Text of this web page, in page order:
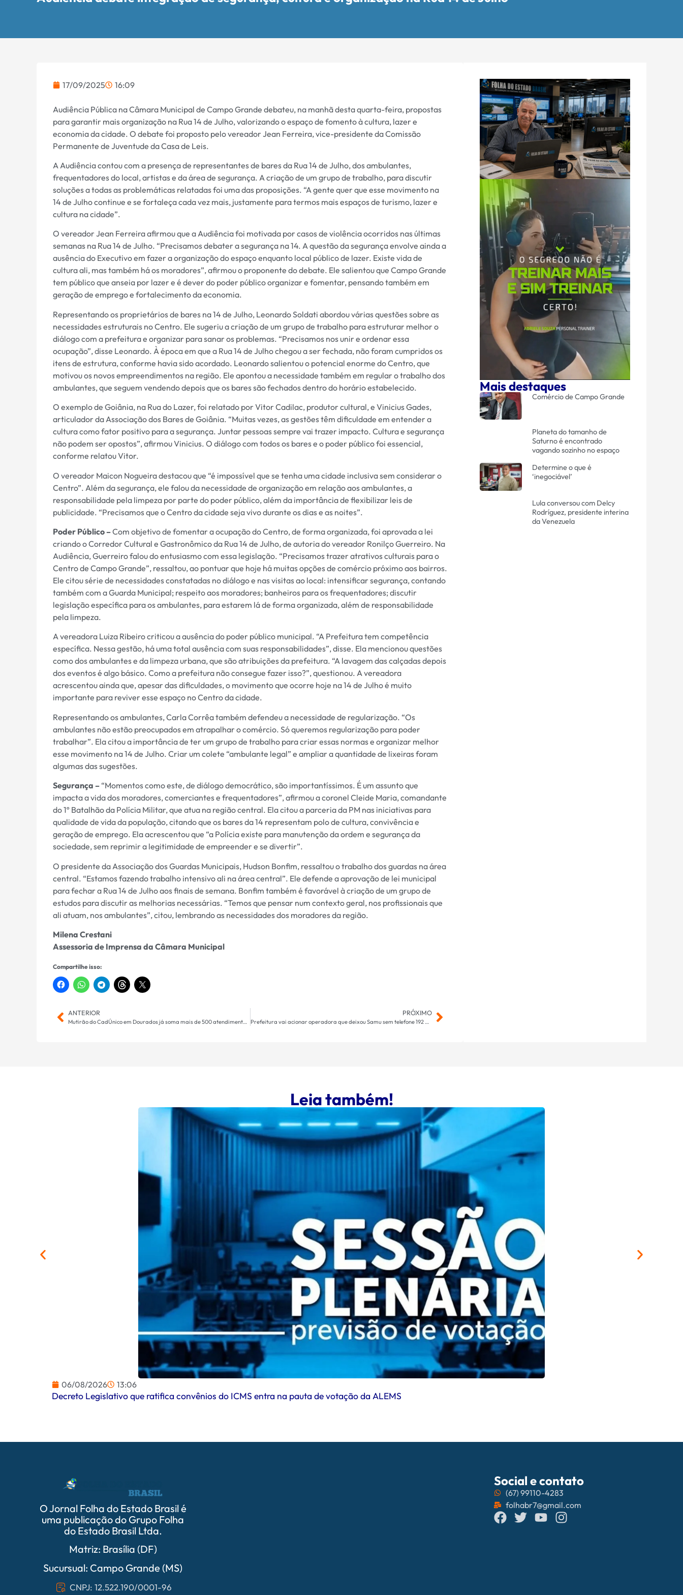
17/09/2025 16:09
Audiência Pública na Câmara Municipal de Campo Grande debateu, na manhã desta quarta-feira, propostas
para garantir mais organização na Rua 14 de Julho, valorizando o espaço de fomento à cultura, lazer e
economia da cidade. O debate foi proposto pelo vereador Jean Ferreira, vice-presidente da Comissão
Permanente de Juventude da Casa de Leis.
A Audiência contou com a presença de representantes de bares da Rua 14 de Julho, dos ambulantes,
frequentadores do local, artistas e da área de segurança. A criação de um grupo de trabalho, para discutir
soluções a todas as problemáticas relatadas foi uma das proposições. “A gente quer que esse movimento na
14 de Julho continue e se fortaleça cada vez mais, justamente para termos mais espaços de turismo, lazer e
cultura na cidade”.
O vereador Jean Ferreira afirmou que a Audiência foi motivada por casos de violência ocorridos nas últimas
semanas na Rua 14 de Julho. “Precisamos debater a segurança na 14. A questão da segurança envolve ainda a
ausência do Executivo em fazer a organização do espaço enquanto local público de lazer. Existe vida de
cultura ali, mas também há os moradores”, afirmou o proponente do debate. Ele salientou que Campo Grande
tem público que anseia por lazer e é dever do poder público organizar e fomentar, pensando também em
geração de emprego e fortalecimento da economia.
Representando os proprietários de bares na 14 de Julho, Leonardo Soldati abordou várias questões sobre as
necessidades estruturais no Centro. Ele sugeriu a criação de um grupo de trabalho para estruturar melhor o
diálogo com a prefeitura e organizar para sanar os problemas. “Precisamos nos unir e ordenar essa
ocupação”, disse Leonardo. À época em que a Rua 14 de Julho chegou a ser fechada, não foram cumpridos os
itens de estrutura, conforme havia sido acordado. Leonardo salientou o potencial enorme do Centro, que
motivou os novos empreendimentos na região. Ele apontou a necessidade também em regular o trabalho dos
ambulantes, que seguem vendendo depois que os bares são fechados dentro do horário estabelecido.
O exemplo de Goiânia, na Rua do Lazer, foi relatado por Vitor Cadilac, produtor cultural, e Vinicius Gades,
articulador da Associação dos Bares de Goiânia. “Muitas vezes, as gestões têm dificuldade em entender a
cultura como fator positivo para a segurança. Juntar pessoas sempre vai trazer impacto. Cultura e segurança
não podem ser opostos”, afirmou Vinicius. O diálogo com todos os bares e o poder público foi essencial,
conforme relatou Vitor.
O vereador Maicon Nogueira destacou que “é impossível que se tenha uma cidade inclusiva sem considerar o
Centro”. Além da segurança, ele falou da necessidade de organização em relação aos ambulantes, a
responsabilidade pela limpeza por parte do poder público, além da importância de flexibilizar leis de
publicidade. “Precisamos que o Centro da cidade seja vivo durante os dias e as noites”.
Poder Público –Com objetivo de fomentar a ocupação do Centro, de forma organizada, foi aprovada a lei
criando o Corredor Cultural e Gastronômico da Rua 14 de Julho, de autoria do vereador Ronilço Guerreiro. Na
Audiência, Guerreiro falou do entusiasmo com essa legislação. “Precisamos trazer atrativos culturais para o
Centro de Campo Grande”, ressaltou, ao pontuar que hoje há muitas opções de comércio próximo aos bairros.
Ele citou série de necessidades constatadas no diálogo e nas visitas ao local: intensificar segurança, contando
também com a Guarda Municipal; respeito aos moradores; banheiros para os frequentadores; discutir
legislação específica para os ambulantes, para estarem lá de forma organizada, além de responsabilidade
pela limpeza.
A vereadora Luiza Ribeiro criticou a ausência do poder público municipal. “A Prefeitura tem competência
específica. Nessa gestão, há uma total ausência com suas responsabilidades”, disse. Ela mencionou questões
como dos ambulantes e da limpeza urbana, que são atribuições da prefeitura. “A lavagem das calçadas depois
dos eventos é algo básico. Como a prefeitura não consegue fazer isso?”, questionou. A vereadora
acrescentou ainda que, apesar das dificuldades, o movimento que ocorre hoje na 14 de Julho é muito
importante para reviver esse espaço no Centro da cidade.
Representando os ambulantes, Carla Corrêa também defendeu a necessidade de regularização. “Os
ambulantes não estão preocupados em atrapalhar o comércio. Só queremos regularização para poder
trabalhar”. Ela citou a importância de ter um grupo de trabalho para criar essas normas e organizar melhor
esse movimento na 14 de Julho. Criar um colete “ambulante legal” e ampliar a quantidade de lixeiras foram
algumas das sugestões.
Segurança –“Momentos como este, de diálogo democrático, são importantíssimos. É um assunto que
impacta a vida dos moradores, comerciantes e frequentadores”, afirmou a coronel Cleide Maria, comandante
do 1º Batalhão da Polícia Militar, que atua na região central. Ela citou a parceria da PM nas iniciativas para
qualidade de vida da população, citando que os bares da 14 representam polo de cultura, convivência e
geração de emprego. Ela acrescentou que “a Polícia existe para manutenção da ordem e segurança da
sociedade, sem reprimir a legitimidade de empreender e se divertir”.
O presidente da Associação dos Guardas Municipais, Hudson Bonfim, ressaltou o trabalho dos guardas na área
central. “Estamos fazendo trabalho intensivo ali na área central”. Ele defende a aprovação de lei municipal
para fechar a Rua 14 de Julho aos finais de semana. Bonfim também é favorável à criação de um grupo de
estudos para discutir as melhorias necessárias. “Temos que pensar num contexto geral, nos profissionais que
ali atuam, nos ambulantes”, citou, lembrando as necessidades dos moradores da região.
Milena Crestani
Assessoria de Imprensa da Câmara Municipal
Compartilhe isso:
ANTERIOR
Mutirão do CadÚnico em Dourados já soma mais de 500 atendimentos e segue até sexta
PRÓXIMO
Prefeitura vai acionar operadora que deixou Samu sem telefone 192 de emergência
Mais destaques
Comércio de Campo Grande
Planeta do tamanho de
Saturno é encontrado
vagando sozinho no espaço
Determine o que é
‘inegociável’
Lula conversou com Delcy
Rodríguez, presidente interina
da Venezuela
Leia também!
06/08/2026 13:06
Decreto Legislativo que ratifica convênios do ICMS entra na pauta de votação da ALEMS
O Jornal Folha do Estado Brasil é
uma publicação do Grupo Folha
do Estado Brasil Ltda.
Matriz: Brasília (DF)
Sucursual: Campo Grande (MS)
CNPJ: 12.522.190/0001-96
Social e contato
(67) 99110-4283
folhabr7@gmail.com